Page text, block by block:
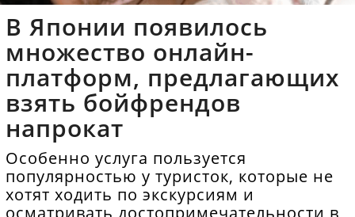
В Японии появилось
множество онлайн-
платформ, предлагающих
взять бойфрендов
напрокат
Особенно услуга пользуется
популярностью у туристок, которые не
хотят ходить по экскурсиям и
осматривать достопримечательности в